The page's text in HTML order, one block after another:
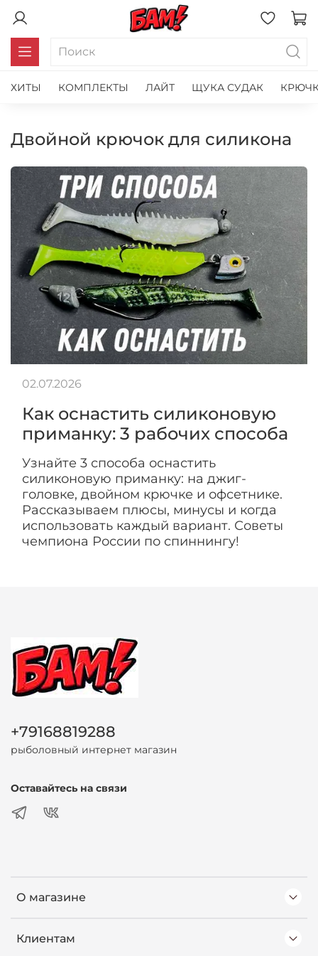
ХИТЫ КОМПЛЕКТЫ ЛАЙТ ЩУКА СУДАК
двойной крючок для силикона
Как оснастить силиконовую
приманку: 3 рабочих способа
Узнайте 3 способа оснастить
силиконовую приманку: на джиг-
головке, двойном крючке и офсетнике.
Рассказываем плюсы, минусы и когда
использовать каждый вариант. Советы
чемпиона России по спиннингу!
02.07.2026
О магазине
Клиентам
+79168819288
рыболовный интернет магазин
Оставайтесь на связи